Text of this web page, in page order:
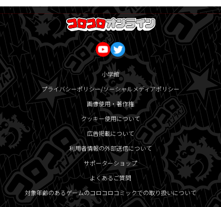
小学館
プライバシーポリシー/ソーシャルメディアポリシー
画像使用・著作権
クッキー使用について
広告掲載について
利用者情報の外部送信について
サポーターショップ
よくあるご質問
対象年齢のあるゲームのコロコロコミックでの取り扱いについて